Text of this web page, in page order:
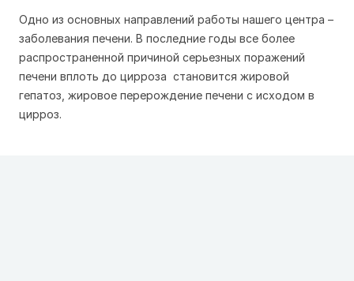
Одно из основных направлений работы нашего центра –
заболевания печени. В последние годы все более
распространенной причиной серьезных поражений
печени вплоть до цирроза становится жировой
гепатоз, жировое перерождение печени с исходом в
цирроз.